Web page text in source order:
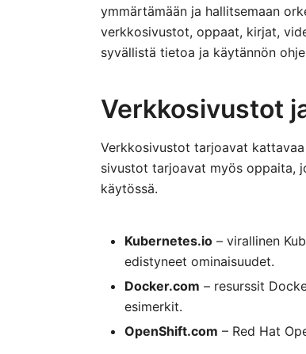
ymmärtämään ja hallitsemaan
verkkosivustot, oppaat, kirjat,
syvällistä tietoa ja käytännön
Verkkosivustot
Verkkosivustot tarjoavat
sivustot tarjoavat myös oppaita,
käytössä.
Kubernetes.io – virallinen
edistyneet ominaisuudet.
Docker.com – resurssit
esimerkit.
OpenShift.com – Red Hat